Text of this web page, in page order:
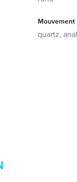
Mouvement
quartz,